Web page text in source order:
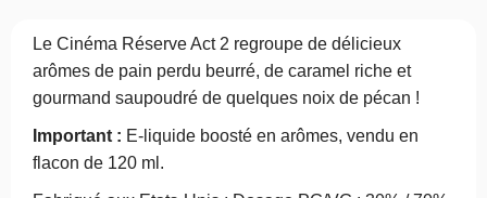
Le Cinéma Réserve Act 2 regroupe de délicieux
arômes de pain perdu beurré, de caramel riche et
gourmand saupoudré de quelques noix de pécan !
Important : E-liquide boosté en arômes, vendu en
flacon de 120 ml.